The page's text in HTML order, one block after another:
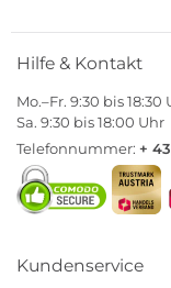
Hilfe & Kontakt
Mo.–Fr. 9:30 bis 18:30
Sa. 9:30 bis 18:00 Uhr
Telefonnummer: +
Kundenservice